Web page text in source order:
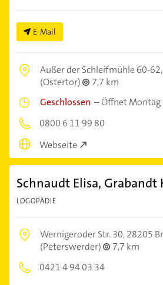
E-Mail
Außer der Schleifmühle 60-62,
(Ostertor)
7,7 km
Geschlossen –Öffnet Montag
0800 6 11 99 80
Webseite
Schnaudt Elisa, Grabandt
LOGOPÄDIE
Wernigeroder Str. 30,28205
(Peterswerder)
7,7 km
0421 4 94 03 34